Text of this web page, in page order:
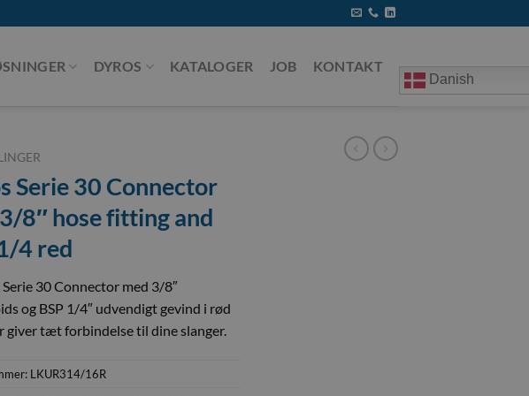
DYROS KATALOGER JOB KONTAKT
Danish
Serie 30 Connector
8″ hose fitting and
4 red
30 Connector med 3/8″
og BSP 1/4″ udvendigt gevind i rød
giver tæt forbindelse til dine slanger.
LKUR314/16R